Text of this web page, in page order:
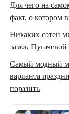
Для чего на
факт, о котором
Никаких сотен
замок
Самый модный
варианта
поразить